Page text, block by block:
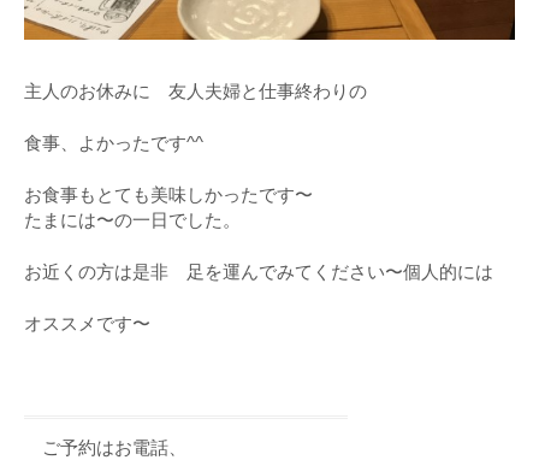
主人のお休みに 友人夫婦と仕事終わりの
食事、よかったです^^
お食事もとても美味しかったです〜
たまには〜の一日でした。
お近くの方は是非 足を運んでみてください〜個人的には
オススメです〜
ご予約はお電話、